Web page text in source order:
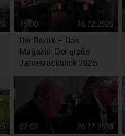
Der Bezirk – Das
Magazin: Der große
Jahresrückblick 2025
16.12.2025
15:00
26.11.2025
02:02